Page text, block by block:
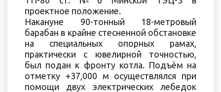
проектное положение.
Накануне 90-тонный 18-метровый
барабан в крайне стесненной обстановке
на специальных опорных рамах,
практически с ювелирной точностью,
был подан к фронту котла. Подъём на
отметку +37,000 м осуществлялся при
помощи двух электрических лебедок